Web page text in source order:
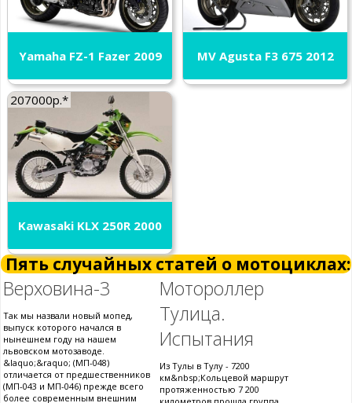
Yamaha FZ-1 Fazer 2009 MV Agusta F3 675 2012
207000р.*
Kawasaki KLX 250R 2000
Пять случайных статей о мотоциклах:
Верховина-3
Так мы назвали новый мопед,
выпуск которого начался в
нынешнем году на нашем
львовском мотозаводе.
&laquo;&raquo; (МП-048)
отличается от предшественников
(МП-043 и МП-046) прежде всего
более современным внешним
Мотороллер
Тулица.
Испытания
Из Тулы в Тулу - 7200
км&nbsp;Кольцевой маршрут
протяженностью 7 200